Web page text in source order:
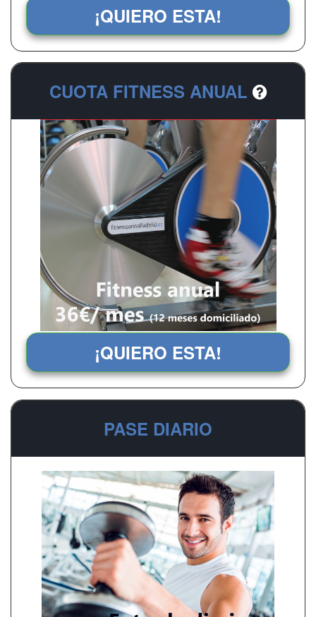
¡QUIERO ESTA!
CUOTA FITNESS ANUAL
¡QUIERO ESTA!
PASE DIARIO